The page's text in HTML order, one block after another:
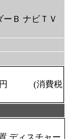
ーＢ ナビＴＶ
円 (消費税